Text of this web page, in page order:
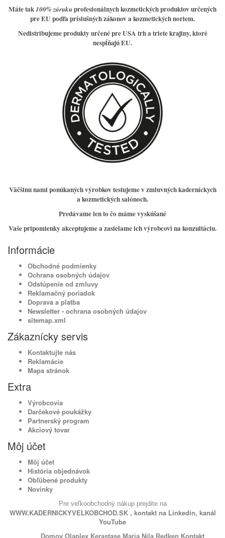
Máte tak100% zárukuprofesionálnych kozmetických produktov určených
pre EU podľa príslušných zákonov a kozmetických noriem.
Nedistribujeme produkty určené pre USA trh a triete krajiny, ktoré
nespĺňajú EU.
Väčšinu nami ponúkaných výrobkov testujeme v zmluvných kaderníckych
a kozmetických salónoch.
Predávame len to čo máme vyskúšané
Vaše pripomienky akceptujeme a zasielame ich výrobcovi na konzultáciu.
Informácie
Obchodné podmienky
Ochrana osobných údajov
Odstúpenie od zmluvy
Reklamačný poriadok
Doprava a platba
Newsletter - ochrana osobných údajov
sitemap.xml
Zákaznícky servis
Kontaktujte nás
Reklamácie
Mapa stránok
Extra
Výrobcovia
Darčekové poukážky
Partnerský program
Akciový tovar
Môj účet
Môj účet
História objednávok
Obľúbené produkty
Novinky
Pre veľkoobchodný nákup prejdite na
WWW.KADERNICKYVELKOBCHOD.SK , kontakt na Linkedin, kanál
YouTube
Domov Olaplex Kerastase Maria Nila Redken Kontakt